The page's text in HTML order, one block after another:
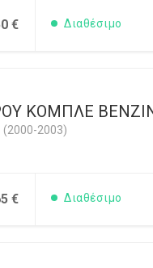
€ Διαθέσιμο
ΚΟΜΠΛΕ
(2000-2003)
€ Διαθέσιμο